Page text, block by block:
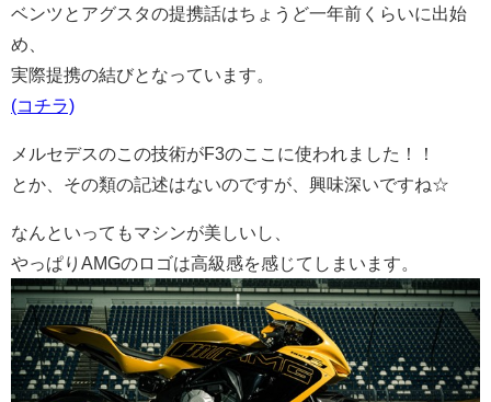
ベンツとアグスタの提携話はちょうど一年前くらいに出始
め、
実際提携の結びとなっています。
(コチラ)
メルセデスのこの技術がF3のここに使われました！！
とか、その類の記述はないのですが、興味深いですね☆
なんといってもマシンが美しいし、
やっぱりAMGのロゴは高級感を感じてしまいます。